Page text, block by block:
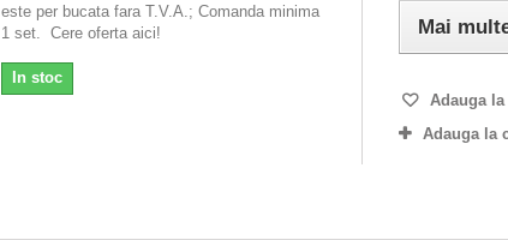
este per bucata fara T.V.A.; Comanda minima
1 set. Cere oferta aici!
In stoc
Mai
Adauga
Adauga la